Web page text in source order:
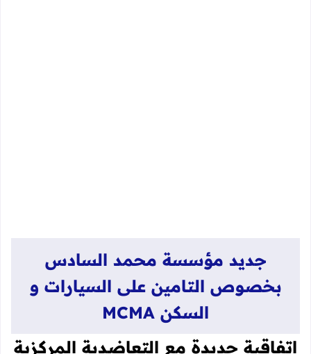
جديد مؤسسة محمد السادس
بخصوص التامين على السيارات و
السكن MCMA
اتفاقية جديدة مع التعاضدية المركزية